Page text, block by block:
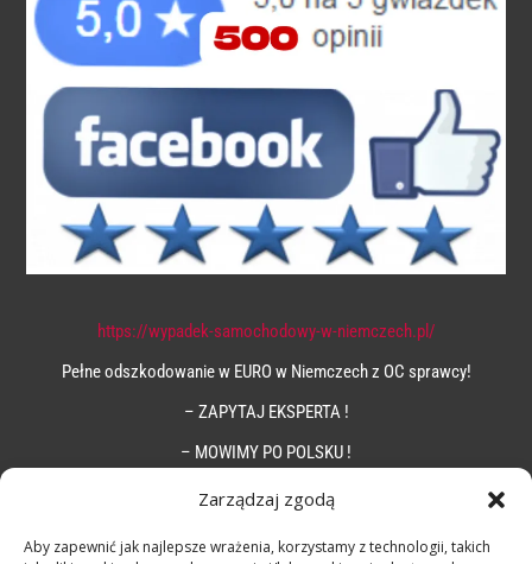
Zarządzaj zgodą
Aby zapewnić jak najlepsze wrażenia, korzystamy z technologii, takich
https://wypadek-samochodowy-w-niemczech.pl/
Pełne odszkodowanie w EURO w Niemczech z OC sprawcy!
– ZAPYTAJ EKSPERTA !
– MOWIMY PO POLSKU !